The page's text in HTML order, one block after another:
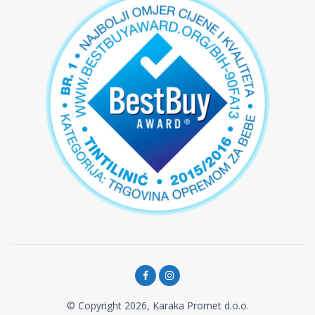
© Copyright 2026, Karaka Promet d.o.o.